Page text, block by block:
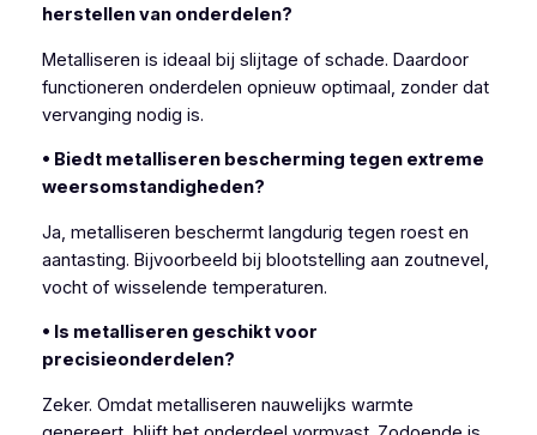
herstellen van onderdelen?
Metalliseren is ideaal bij slijtage of schade. Daardoor
functioneren onderdelen opnieuw optimaal, zonder dat
vervanging nodig is.
• Biedt metalliseren bescherming tegen extreme
weersomstandigheden?
Ja, metalliseren beschermt langdurig tegen roest en
aantasting. Bijvoorbeeld bij blootstelling aan zoutnevel,
vocht of wisselende temperaturen.
• Is metalliseren geschikt voor
precisieonderdelen?
Zeker. Omdat metalliseren nauwelijks warmte